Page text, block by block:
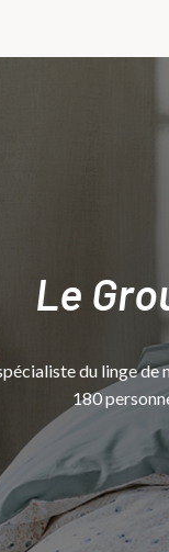
Le
du linge de
180